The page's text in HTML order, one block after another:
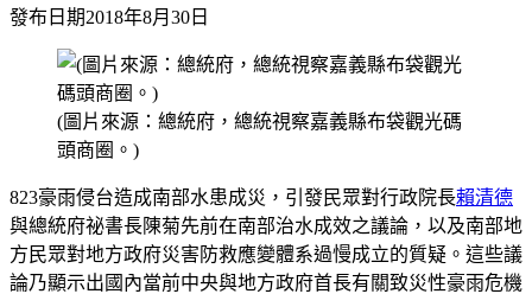
發布日期2018年8月30日
(圖片來源：總統府，總統視察嘉義縣布袋觀光碼
頭商圈。)
823豪雨侵台造成南部水患成災，引發民眾對行政院長賴清德
與總統府祕書長陳菊先前在南部治水成效之議論，以及南部地
方民眾對地方政府災害防救應變體系過慢成立的質疑。這些議
論乃顯示出國內當前中央與地方政府首長有關致災性豪雨危機